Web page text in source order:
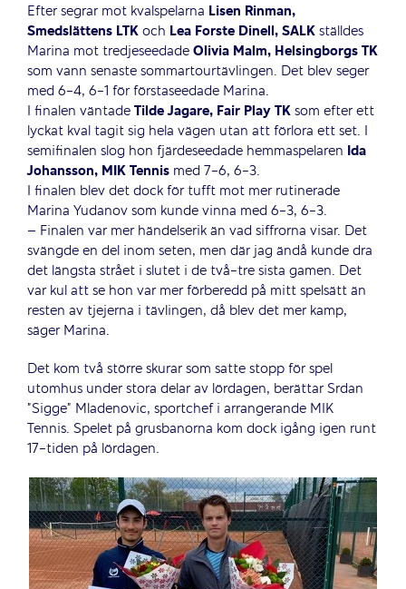
Efter segrar mot kvalspelarna Lisen Rinman,
Smedslättens LTKoch Lea Forste Dinell, SALKställdes
Marina mot tredjeseedadeOlivia Malm, Helsingborgs TK
som vann senaste sommartourtävlingen. Det blev seger
med 6-4, 6-1 för förstaseedade Marina.
I finalen väntadeTilde Jagare, Fair Play TKsom efter ett
lyckat kval tagit sig hela vägen utan att förlora ett set. I
semifinalen slog hon fjärdeseedade hemmaspelaren Ida
Johansson, MIK Tennismed 7-6, 6-3.
I finalen blev det dock för tufft mot mer rutinerade
Marina Yudanov som kunde vinna med 6-3, 6-3.
– Finalen var mer händelserik än vad siffrorna visar. Det
svängde en del inom seten, men där jag ändå kunde dra
det längsta strået i slutet i de två-tre sista gamen. Det
var kul att se hon var mer förberedd på mitt spelsätt än
resten av tjejerna i tävlingen, då blev det mer kamp,
säger Marina.
Det kom två större skurar som satte stopp för spel
utomhus under stora delar av lördagen, berättar Srdan
”Sigge” Mladenovic, sportchef i arrangerande MIK
Tennis. Spelet på grusbanorna kom dock igång igen runt
17-tiden på lördagen.